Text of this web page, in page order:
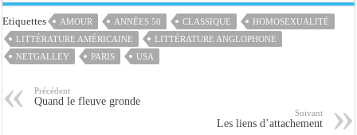
Etiquettes AMOUR ANNÉES 50 CLASSIQUE
HOMOSEXUALITÉ
LITTÉRATURE AMÉRICAINE
LITTÉRATURE ANGLOPHONE
NETGALLEY
PARIS USA
Précédent
Quand le fleuve gronde
Suivant
Les liens d’attachement